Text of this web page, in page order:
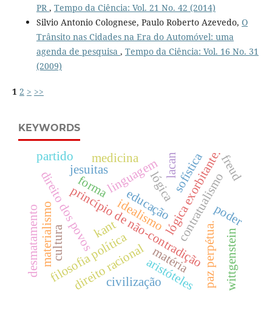
PR, Tempo da Ciência: Vol. 21 No. 42 (2014)
Silvio Antonio Colognese, Paulo Roberto Azevedo, O
Trânsito nas Cidades na Era do Automóvel: uma
agenda de pesquisa , Tempo da Ciência: Vol. 16 No. 31
(2009)
1 2 > >>
KEYWORDS
lógica
princípio de não-contradição
lógica exorbitante.
kant
direito racional
filosofia política
direito dos povos contratualismo
paz perpétua.
idealismo
materialismo
forma
matéria
linguagem
aristóteles
sofística
civilização
cultura
jesuitas
educação
medicina
partido
poder
freud
lacan
wittgenstein
desmatamento